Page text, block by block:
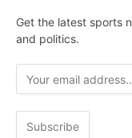
Get the latest sports
and politics.